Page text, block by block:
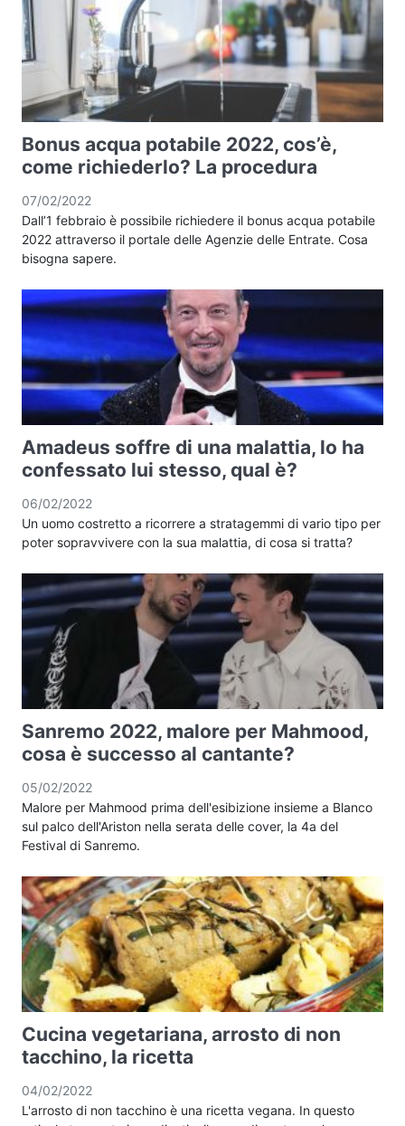
Bonus acqua potabile 2022, cos’è,
come richiederlo? La procedura
07/02/2022
Dall’1 febbraio è possibile richiedere il bonus acqua potabile
2022 attraverso il portale delle Agenzie delle Entrate. Cosa
bisogna sapere.
Amadeus soffre di una malattia, lo ha
confessato lui stesso, qual è?
06/02/2022
Un uomo costretto a ricorrere a stratagemmi di vario tipo per
poter sopravvivere con la sua malattia, di cosa si tratta?
Sanremo 2022, malore per Mahmood,
cosa è successo al cantante?
05/02/2022
Malore per Mahmood prima dell'esibizione insieme a Blanco
sul palco dell'Ariston nella serata delle cover, la 4a del
Festival di Sanremo.
Cucina vegetariana, arrosto di non
tacchino, la ricetta
04/02/2022
L'arrosto di non tacchino è una ricetta vegana. In questo